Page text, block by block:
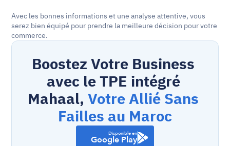
Avec les bonnes informations et une analyse attentive, vous
serez bien équipé pour prendre la meilleure décision pour votre
commerce.
Boostez Votre Business
avec le TPE intégré
Mahaal, Votre Allié Sans
Failles au Maroc
Disponible en
Google Play